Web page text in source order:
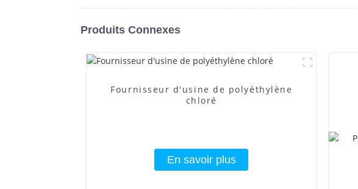
Produits Connexes
Fournisseur d'usine de polyéthylène
chloré
En savoir plus